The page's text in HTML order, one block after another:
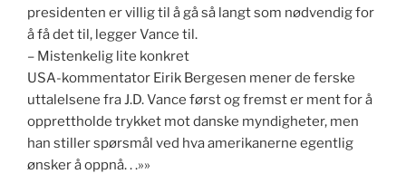
presidenten er villig til å gå så langt som nødvendig for
å få det til, legger Vance til.
– Mistenkelig lite konkret
USA-kommentator Eirik Bergesen mener de ferske
uttalelsene fra J.D. Vance først og fremst er ment for å
opprettholde trykket mot danske myndigheter, men
han stiller spørsmål ved hva amerikanerne egentlig
ønsker å oppnå. . .»»